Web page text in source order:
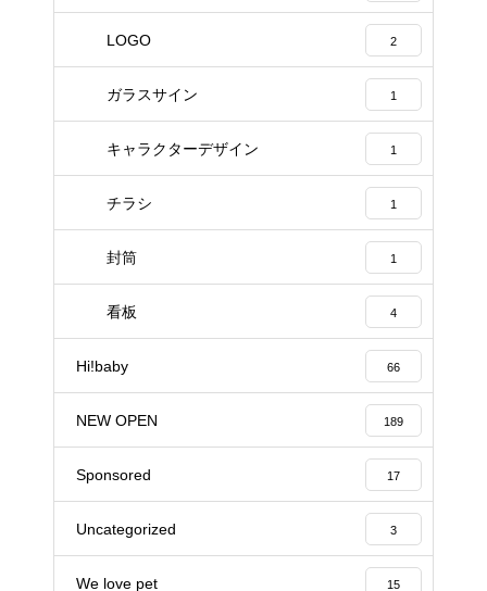
LOGO 2
ガラスサイン 1
キャラクターデザイン 1
チラシ 1
封筒 1
看板 4
Hi!baby 66
NEW OPEN 189
Sponsored 17
Uncategorized 3
We love pet 15